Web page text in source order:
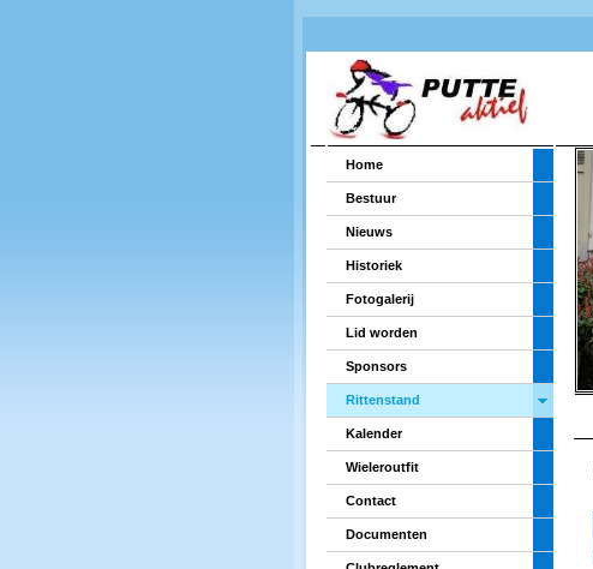
Home
Bestuur
Nieuws
Historiek
Fotogalerij
Lid worden
Sponsors
Rittenstand
Kalender
Wieleroutfit
Contact
Documenten